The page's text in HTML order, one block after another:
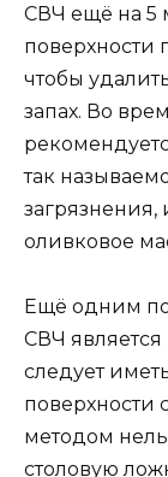
СВЧ ещё на 5
поверхности
чтобы
запах. Во
так
загрязнения,
оливковое
Ещё одним
СВЧ является
следует
поверхности
методом
столовую